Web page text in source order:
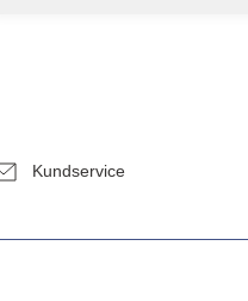
Kundservice